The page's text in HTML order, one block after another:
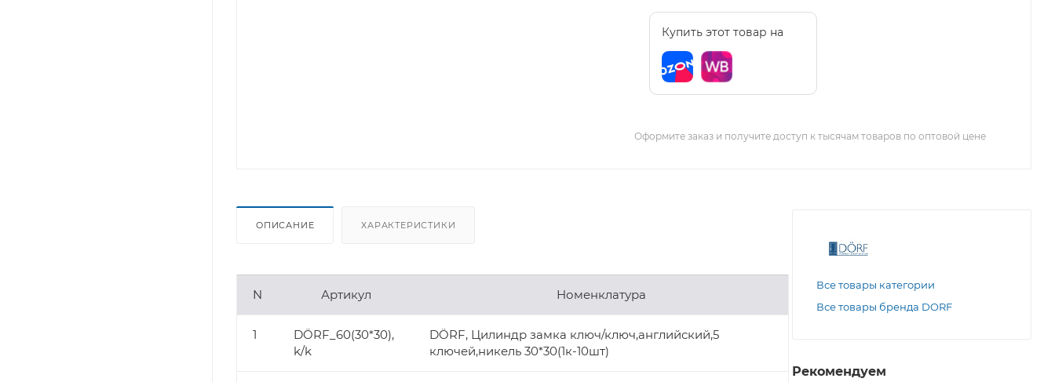
Купить этот товар на
Оформите заказ и получите доступ к тысячам товаров по оптовой цене
ОПИСАНИЕ ХАРАКТЕРИСТИКИ
N Артикул Номенклатура
1
DÖRF_60(30*30),
k/k
DÖRF, Цилиндр замка ключ/ключ,английский,5
ключей,никель 30*30(1к-10шт)
Все товары категории
Все товары бренда DORF
Рекомендуем